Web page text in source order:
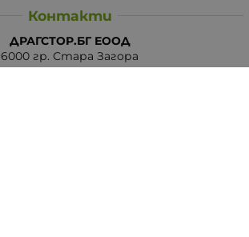
Контакти
ДРАГСТОР.БГ ЕООД
6000 гр. Стара Загора
ЕИК:203463297